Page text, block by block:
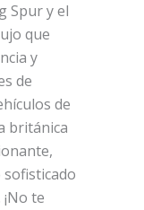
Spur y el
que
y
de
de
británica
te